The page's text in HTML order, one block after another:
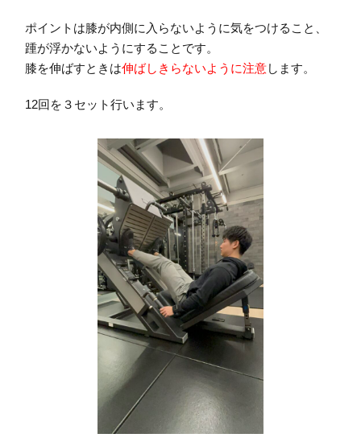
ポイントは膝が内側に入らないように気をつけること、
踵が浮かないようにすることです。
膝を伸ばすときは伸ばしきらないように注意します。
12回を３セット行います。